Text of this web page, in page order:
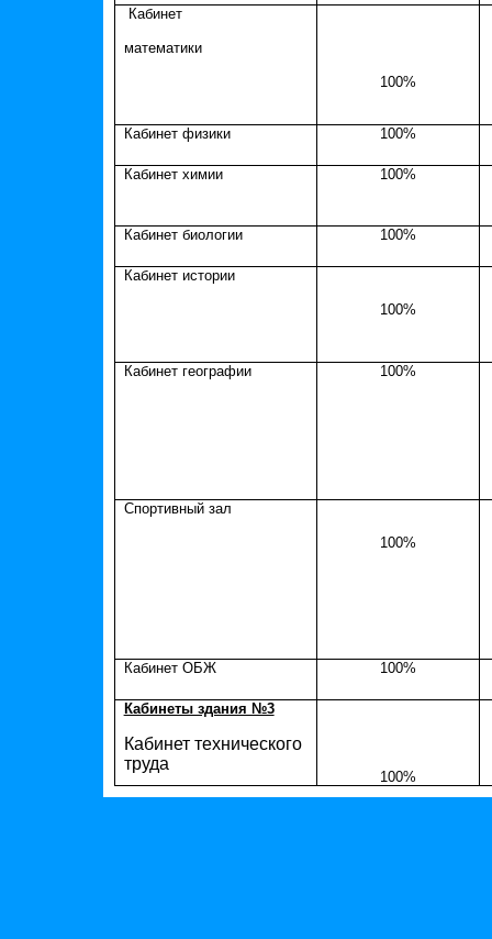
Кабинет
математики
100%
Кабинет физики 100%
Кабинет химии 100%
Кабинет биологии 100%
Кабинет истории
100%
Кабинет географии 100%
Спортивный зал
100%
Кабинет ОБЖ 100%
Кабинеты здания №3
Кабинет технического
труда
100%